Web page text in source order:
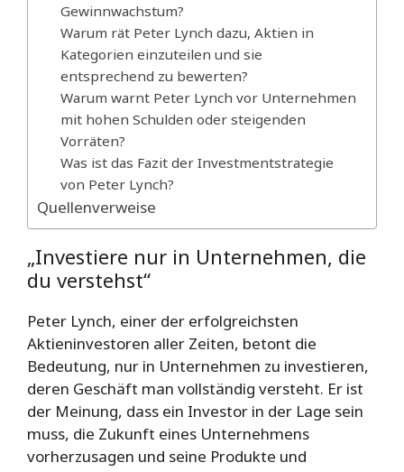
Gewinnwachstum?
Warum rät Peter Lynch dazu, Aktien in
Kategorien einzuteilen und sie
entsprechend zu bewerten?
Warum warnt Peter Lynch vor Unternehmen
mit hohen Schulden oder steigenden
Vorräten?
Was ist das Fazit der Investmentstrategie
von Peter Lynch?
Quellenverweise
„Investiere nur in Unternehmen, die
du verstehst“
Peter Lynch, einer der erfolgreichsten
Aktieninvestoren aller Zeiten, betont die
Bedeutung, nur in Unternehmen zu investieren,
deren Geschäft man vollständig versteht. Er ist
der Meinung, dass ein Investor in der Lage sein
muss, die Zukunft eines Unternehmens
vorherzusagen und seine Produkte und